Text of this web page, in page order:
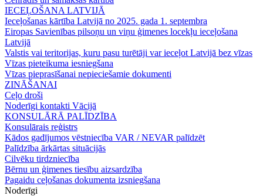
IECEĻOŠANA LATVIJĀ
Ieceļošanas kārtība Latvijā no 2025. gada 1. septembra
Eiropas Savienības pilsoņu un viņu ģimenes locekļu ieceļošana
Latvijā
Valstis vai teritorijas, kuru pasu turētāji var ieceļot Latvijā bez vīzas
Vīzas pieteikuma iesniegšana
Vīzas pieprasīšanai nepieciešamie dokumenti
ZINĀŠANAI
Ceļo droši
Noderīgi kontakti Vācijā
KONSULĀRĀ PALĪDZĪBA
Konsulārais reģistrs
Kādos gadījumos vēstniecība VAR / NEVAR palīdzēt
Palīdzība ārkārtas situācijās
Cilvēku tirdzniecība
Bērnu un ģimenes tiesību aizsardzība
Pagaidu ceļošanas dokumenta izsniegšana
Noderīgi